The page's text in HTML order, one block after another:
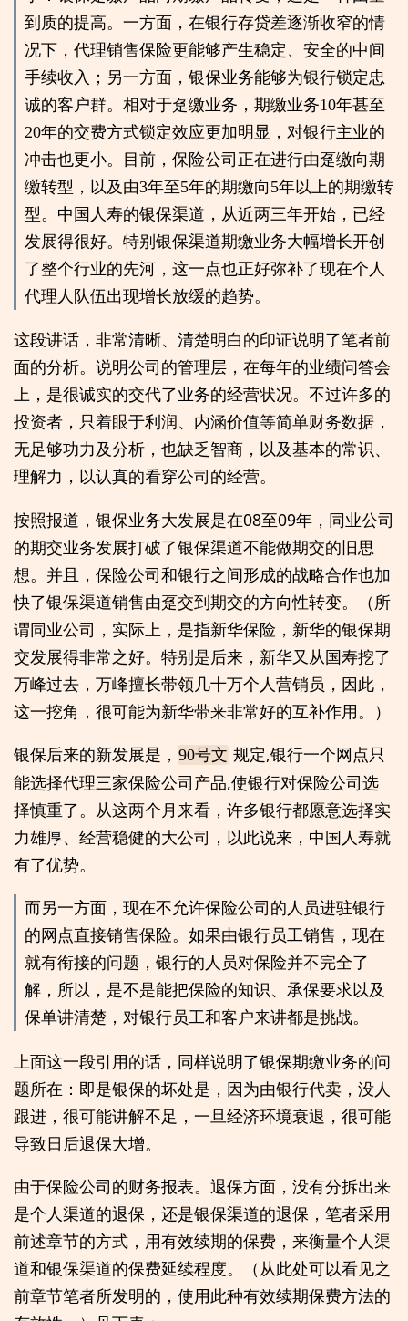
到质的提高。一方面，在银行存贷差逐渐收窄的情
况下，代理销售保险更能够产生稳定、安全的中间
手续收入；另一方面，银保业务能够为银行锁定忠
诚的客户群。相对于趸缴业务，期缴业务10年甚至
20年的交费方式锁定效应更加明显，对银行主业的
冲击也更小。目前，保险公司正在进行由趸缴向期
缴转型，以及由3年至5年的期缴向5年以上的期缴转
型。中国人寿的银保渠道，从近两三年开始，已经
发展得很好。特别银保渠道期缴业务大幅增长开创
了整个行业的先河，这一点也正好弥补了现在个人
代理人队伍出现增长放缓的趋势。
这段讲话，非常清晰、清楚明白的印证说明了笔者前
面的分析。说明公司的管理层，在每年的业绩问答会
上，是很诚实的交代了业务的经营状况。不过许多的
投资者，只着眼于利润、内涵价值等简单财务数据，
无足够功力及分析，也缺乏智商，以及基本的常识、
理解力，以认真的看穿公司的经营。
按照报道，银保业务大发展是在08至09年，同业公司
的期交业务发展打破了银保渠道不能做期交的旧思
想。并且，保险公司和银行之间形成的战略合作也加
快了银保渠道销售由趸交到期交的方向性转变。（所
谓同业公司，实际上，是指新华保险，新华的银保期
交发展得非常之好。特别是后来，新华又从国寿挖了
万峰过去，万峰擅长带领几十万个人营销员，因此，
这一挖角，很可能为新华带来非常好的互补作用。）
银保后来的新发展是， 90号文 规定,银行一个网点只
能选择代理三家保险公司产品,使银行对保险公司选
择慎重了。从这两个月来看，许多银行都愿意选择实
力雄厚、经营稳健的大公司，以此说来，中国人寿就
有了优势。
而另一方面，现在不允许保险公司的人员进驻银行
的网点直接销售保险。如果由银行员工销售，现在
就有衔接的问题，银行的人员对保险并不完全了
解，所以，是不是能把保险的知识、承保要求以及
保单讲清楚，对银行员工和客户来讲都是挑战。
上面这一段引用的话，同样说明了银保期缴业务的问
题所在：即是银保的坏处是，因为由银行代卖，没人
跟进，很可能讲解不足，一旦经济环境衰退，很可能
导致日后退保大增。
由于保险公司的财务报表。退保方面，没有分拆出来
是个人渠道的退保，还是银保渠道的退保，笔者采用
前述章节的方式，用有效续期的保费，来衡量个人渠
道和银保渠道的保费延续程度。（从此处可以看见之
前章节笔者所发明的，使用此种有效续期保费方法的